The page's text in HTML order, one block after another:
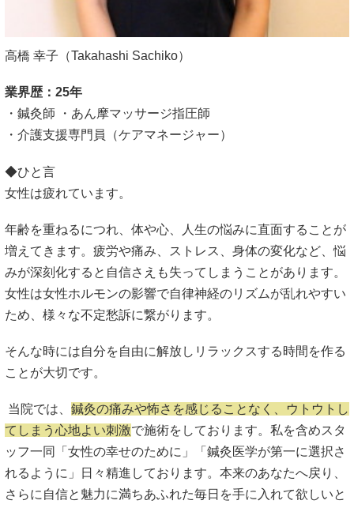
高橋 幸子（Takahashi Sachiko）
業界歴：25年
・ 鍼灸師 ・ あん摩マッサージ指圧師
・ 介護支援専門員（ケアマネージャー）
◆ひと言
女性は疲れています。
年齢を重ねるにつれ、体や心、人生の悩みに直面することが
増えてきます。疲労や痛み、ストレス、身体の変化など、悩
みが深刻化すると自信さえも失ってしまうことがあります。
女性は女性ホルモンの影響で自律神経のリズムが乱れやすい
ため、様々な不定愁訴に繋がります。
そんな時には自分を自由に解放しリラックスする時間を作る
ことが大切です。
当院では、 鍼灸の痛みや怖さを感じることなく、ウトウトし
てしまう心地よい刺激で施術をしております。私を含めスタ
ッフ一同「女性の幸せのために」「鍼灸医学が第一に選択さ
れるように」日々精進しております。本来のあなたへ戻り、
さらに自信と魅力に満ちあふれた毎日を手に入れて欲しいと